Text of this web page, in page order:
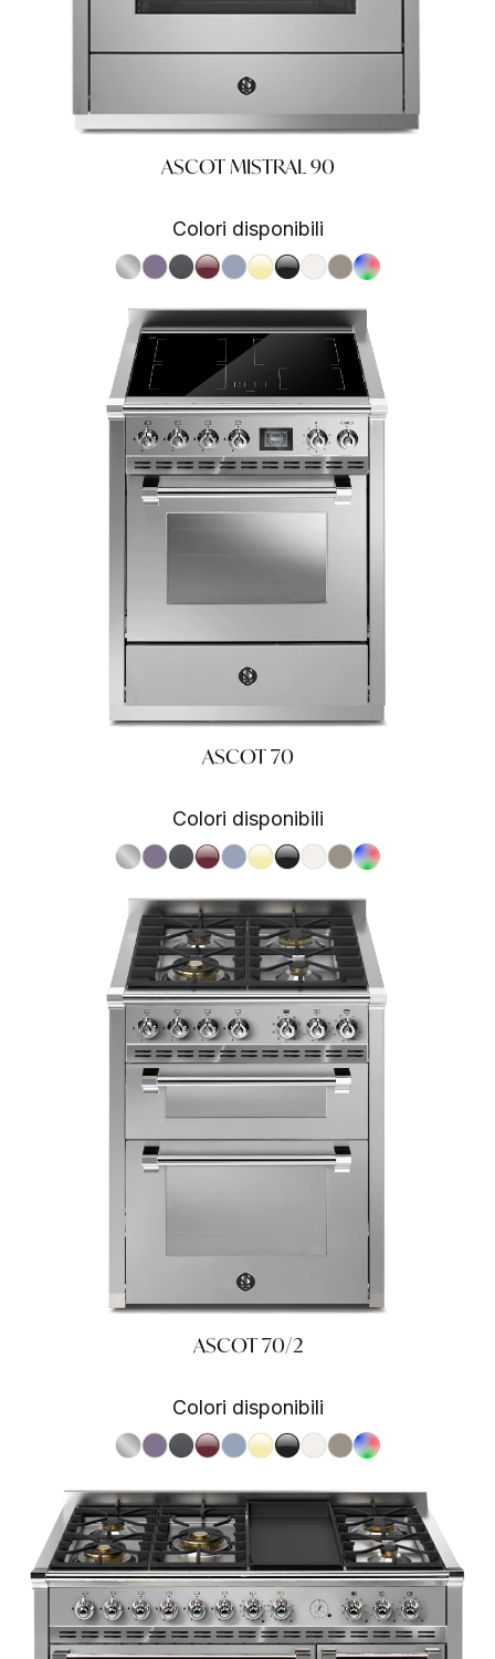
ASCOT MISTRAL 90
Colori disponibili
S.Steel SS
Ametista AA
Antracite AN
Bordeaux BR
Celeste CE
Crema CR
Nero BA
Nuvola NA
Sabbia SA
RAL
ASCOT 70
Colori disponibili
S.Steel SS
Ametista AA
Antracite AN
Bordeaux BR
Celeste CE
Crema CR
Nero BA
Nuvola NA
Sabbia SA
RAL
ASCOT 70/2
Colori disponibili
S.Steel SS
Ametista AA
Antracite AN
Bordeaux BR
Celeste CE
Crema CR
Nero BA
Nuvola NA
Sabbia SA
RAL